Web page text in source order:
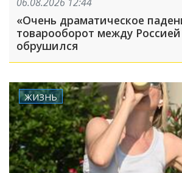
«Очень драматическое
товарооборот между
обрушился
ЖИЗНЬ